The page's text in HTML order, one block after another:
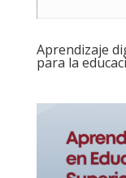
Aprendizaje
para la